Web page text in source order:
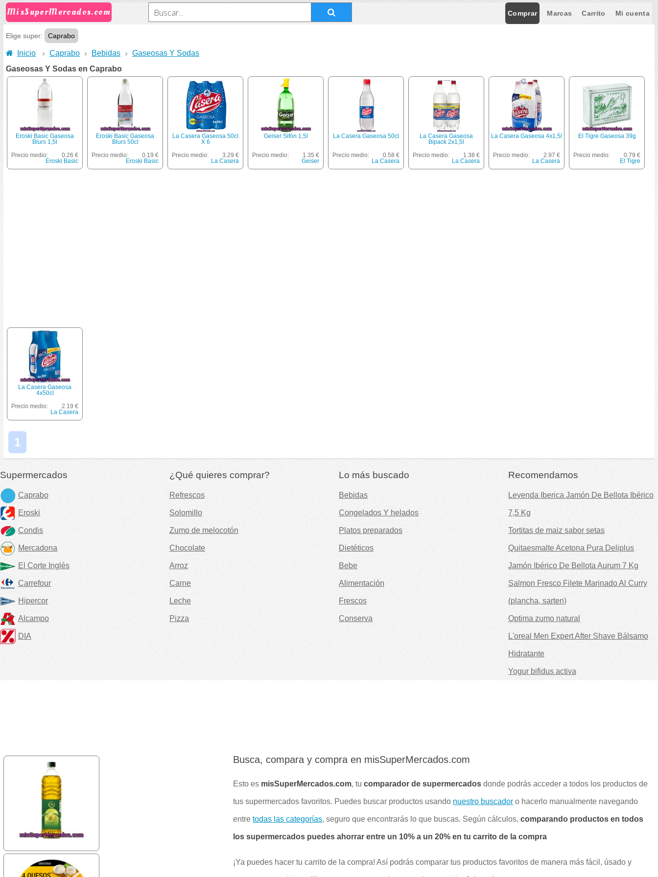
MisSuperMercados.com Comprar Marcas Carrito Mi cuenta
Elige super: Caprabo
Inicio Caprabo Bebidas
Gaseosas Y Sodas
Gaseosas Y Sodas en Caprabo
Eroski Basic Gaseosa
Blurs 1,5l
Precio medio:
0.26 €
Eroski Basic
Eroski Basic Gaseosa
Blurs 50cl
Precio medio:
0.19 €
Eroski Basic
La Casera Gaseosa 50cl
X 6
Precio medio:
3.29 €
La Casera
Geiser Sifón 1,5l
Precio medio:
1.35 €
Geiser
La Casera Gaseosa 50cl
Precio medio:
0.58 €
La Casera
La Casera Gaseosa
Bipack 2x1,5l
Precio medio:
1.38 €
La Casera
La Casera Gaseosa 4x1,5l
Precio medio:
2.97 €
La Casera
El Tigre Gaseosa 39g
Precio medio:
0.79 €
El Tigre
La Casera Gaseosa
4x50cl
Precio medio:
2.19 €
La Casera
1
Supermercados
Caprabo
Eroski
Condis
Mercadona
El Corte Inglés
Carrefour
Hipercor
Alcampo
DIA
¿Qué quieres comprar?
Refrescos
Solomillo
Zumo de melocotón
Chocolate
Arroz
Carne
Leche
Pizza
Lo más buscado
Bebidas
Congelados Y helados
Platos preparados
Dietéticos
Bebe
Alimentación
Frescos
Conserva
Recomendamos
Leyenda Iberica Jamón De Bellota Ibérico
7,5 Kg
Tortitas de maiz sabor setas
Quitaesmalte Acetona Pura Deliplus
Jamón Ibérico De Bellota Aurum 7 Kg
Salmon Fresco Filete Marinado Al Curry
(plancha, sarten)
Optima zumo natural
L'oreal Men Expert After Shave Bálsamo
Hidratante
Yogur bifidus activa
Busca, compara y compra en misSuperMercados.com
Esto es misSuperMercados.com, tucomparador de supermercados donde podrás acceder a todos los productos de
tus supermercados favoritos. Puedes buscar productos usando nuestro buscador o hacerlo manualmente navegando
entretodas las categorías, seguro que encontrarás lo que buscas. Según cálculos,comparando productos en todos
los supermercados puedes ahorrar entre un 10% a un 20% en tu carrito de la compra
¡Ya puedes hacer tu carrito de la compra! Así podrás comparar tus productos favoritos de manera más fácil, úsado y